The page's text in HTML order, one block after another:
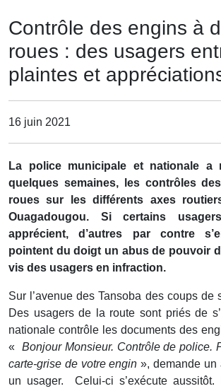
Contrôle des engins à
roues : des usagers
plaintes et
16 juin 2021
La police municipale et nationale a
quelques semaines, les contrôles
roues sur les différents axes
Ouagadougou. Si certains
apprécient, d’autres par contre
pointent du doigt un abus de pouvoir
vis des usagers en infraction.
Sur l’avenue des Tansoba des coups de
Des usagers de la route sont priés de
nationale contrôle les documents des
« Bonjour Monsieur. Contrôle de police.
carte-grise de votre engin », demande un
un usager. Celui-ci s’exécute